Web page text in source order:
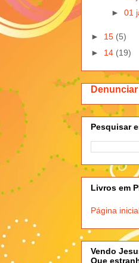
► 01
► 15 (5)
► 14 (19)
Pesquisar
Livros em
Página
Vendo
Que